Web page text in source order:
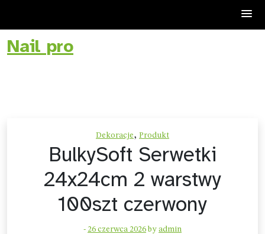
Skip
toNail pro
Dekoracje, Produkt
BulkySoft Serwetki
24x24cm 2 warstwy
100szt czerwony
- 26 czerwca 2026 by admin